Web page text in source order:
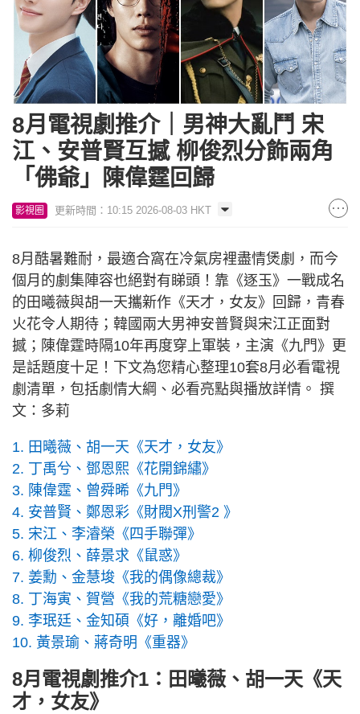
8月電視劇推介｜男神大亂鬥 宋
江、安普賢互撼 柳俊烈分飾兩角
「佛爺」陳偉霆回歸
影視圈 更新時間：10:15 2026-08-03 HKT
8月酷暑難耐，最適合窩在冷氣房裡盡情煲劇，而今
個月的劇集陣容也絕對有睇頭！靠《逐玉》一戰成名
的田曦薇與胡一天攜新作《天才，女友》回歸，青春
火花令人期待；韓國兩大男神安普賢與宋江正面對
撼；陳偉霆時隔10年再度穿上軍裝，主演《九門》更
是話題度十足！下文為您精心整理10套8月必看電視
劇清單，包括劇情大綱、必看亮點與播放詳情。 撰
文：多莉
1. 田曦薇、胡一天《天才，女友》
2. 丁禹兮、鄧恩熙《花開錦繡》
3. 陳偉霆、曾舜晞《九門》
4. 安普賢、鄭恩彩《財閥X刑警2 》
5. 宋江、李濬榮《四手聯彈》
6. 柳俊烈、薛景求《鼠惑》
7. 姜勳、金慧埈《我的偶像總裁》
8. 丁海寅、賀營《我的荒糖戀愛》
9. 李珉廷、金知碩《好，離婚吧》
10. 黃景瑜、蔣奇明《重器》
8月電視劇推介1：田曦薇、胡一天《天
才，女友》